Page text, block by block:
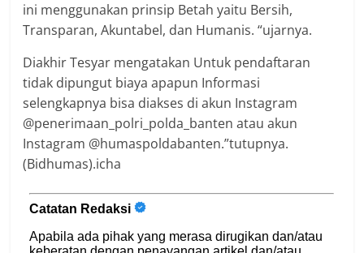
ini menggunakan prinsip Betah yaitu Bersih,
Transparan, Akuntabel, dan Humanis. “ujarnya.
Diakhir Tesyar mengatakan Untuk pendaftaran
tidak dipungut biaya apapun Informasi
selengkapnya bisa diakses di akun Instagram
@penerimaan_polri_polda_banten atau akun
Instagram @humaspoldabanten.”tutupnya.
(Bidhumas).icha